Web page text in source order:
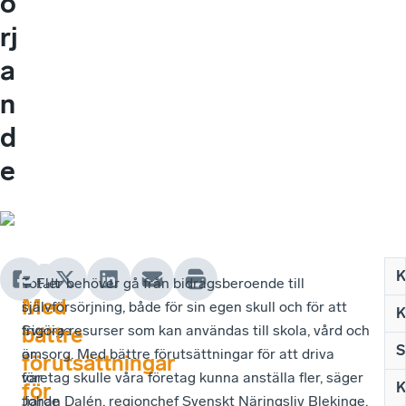
rj
a
n
d
e
Totalt
i
Sverige
är
var
fjärde
Med
bättre
förutsättningar
för
– Fler behöver gå från bidragsberoende till
självförsörjning, både för sin egen skull och för att
frigöra resurser som kan användas till skola, vård och
omsorg. Med bättre förutsättningar för att driva
företag skulle våra företag kunna anställa fler, säger
Johan Dalén, regionchef Svenskt Näringsliv Blekinge.
är
För
om